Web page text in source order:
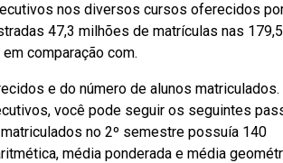
nos diversos cursos oferecidos
47,3 milhões de matrículas nas
comparação com.
e do número de alunos matriculados.
você pode seguir os seguintes
no 2º semestre possuía 140
média ponderada e média